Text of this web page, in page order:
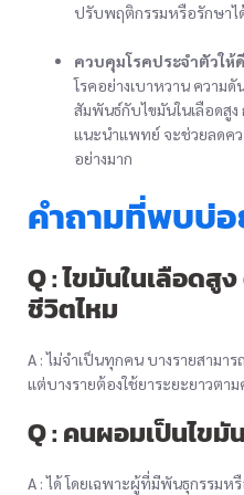
ปรับพฤติกรรมหรือรักษาไ
ควบคุมโรคประจำตัวให้ดี
โรคอย่างเบาหวาน ความ
สัมพันธ์กับไขมันในเลือดสูง
แนะนำแพทย์ จะช่วยลดคว
อย่างมาก
คำถามที่พบบ่อ
Q : ไขมันในเลือด
ชีวิตไหม
A : ไม่จำเป็นทุกคน บางรายสาม
แต่บางรายต้องใช้ยาระยะยาวตาม
Q : คนผอมเป็นไขมั
A : ได้ โดยเฉพาะผู้ที่มีพันธุกรรมห